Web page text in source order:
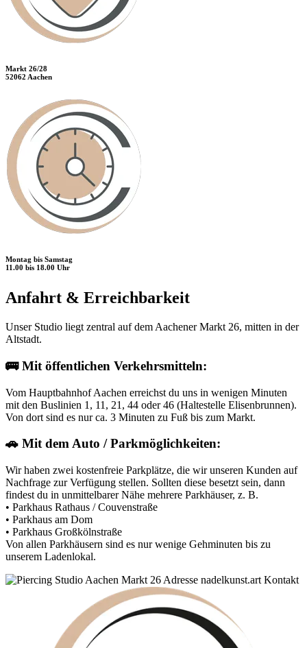
Markt 26/28
52062 Aachen
Montag bis Samstag
11.00 bis 18.00 Uhr
Anfahrt & Erreichbarkeit
Unser Studio liegt zentral auf dem Aachener Markt 26, mitten in der
Altstadt.
🚌 Mit öffentlichen Verkehrsmitteln:
Vom Hauptbahnhof Aachen erreichst du uns in wenigen Minuten
mit den Buslinien 1, 11, 21, 44 oder 46 (Haltestelle Elisenbrunnen).
Von dort sind es nur ca. 3 Minuten zu Fuß bis zum Markt.
🚗 Mit dem Auto / Parkmöglichkeiten:
Wir haben zwei kostenfreie Parkplätze, die wir unseren Kunden auf
Nachfrage zur Verfügung stellen. Sollten diese besetzt sein, dann
findest du in unmittelbarer Nähe mehrere Parkhäuser, z. B.
• Parkhaus Rathaus / Couvenstraße
• Parkhaus am Dom
• Parkhaus Großkölnstraße
Von allen Parkhäusern sind es nur wenige Gehminuten bis zu
unserem Ladenlokal.